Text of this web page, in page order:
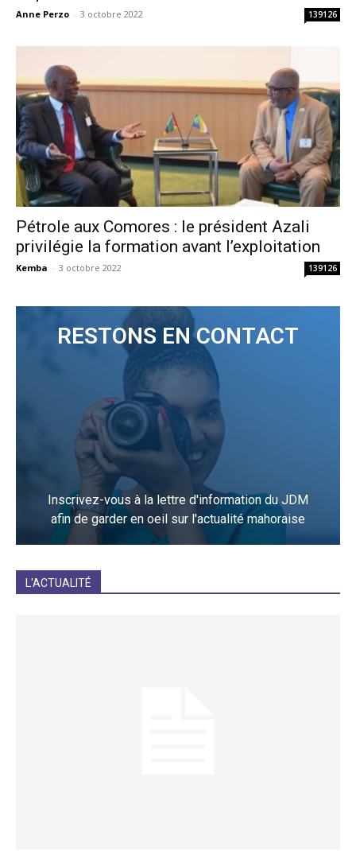
Anne Perzo - 3 octobre 2022 139126
Pétrole aux Comores : le président Azali
privilégie la formation avant l’exploitation
Kemba - 3 octobre 2022 139126
RESTONS EN CONTACT
Inscrivez-vous à la lettre d'information du JDM
afin de garder en oeil sur l'actualité mahoraise
L'ACTUALITÉ